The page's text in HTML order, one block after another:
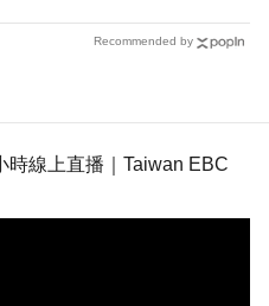
Recommended by
時線上直播｜Taiwan EBC